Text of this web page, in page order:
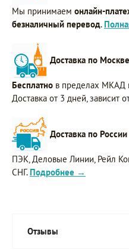
Мы принимаем онлайн-
безналичный перевод.
Доставка по Москве
Бесплатно в пределах МКАД
Доставка от 3 дней, зависит
Доставка по России
ПЭК, Деловые Линии, Рейл
СНГ. Подробнее →
Отзывы